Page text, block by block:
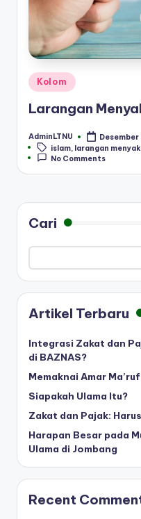
Posted
in
Kolom
Larangan
Posted
by
AdminLTNU
Desember
Tags:islam larangan
No Comments
Cari
Artikel Terbaru
Integrasi Zakat dan
di BAZNAS?
Memaknai Amar
Siapakah Ulama Itu?
Zakat dan Pajak:
Harapan Besar pada
Ulama di Jombang
Recent